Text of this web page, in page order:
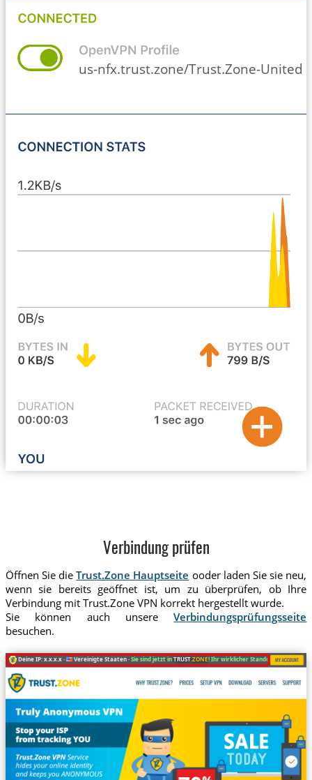
us-nfx.trust.zone/Trust.Zone-United-
Verbindung prüfen
Öffnen Sie dieTrust.Zone Hauptseite ooder laden Sie sie neu,
wenn sie bereits geöffnet ist, um zu überprüfen, ob Ihre
Verbindung mit Trust.Zone VPN korrekt hergestellt wurde.
Sie können auch unsereVerbindungsprüfungsseite
besuchen.
Deine IP: x.x.x.x · Vereinigte Staaten ·Sie sind jetzt inTRUST.ZONE! Ihr wirklicher Standort ist